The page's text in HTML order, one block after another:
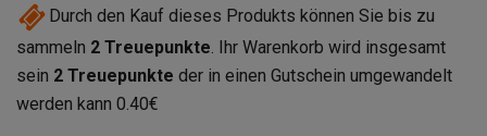
Durch den Kauf dieses Produkts können Sie bis zu
sammeln 2 Treuepunkte. Ihr Warenkorb wird insgesamt
sein 2 Treuepunkte der in einen Gutschein umgewandelt
werden kann 0.40€